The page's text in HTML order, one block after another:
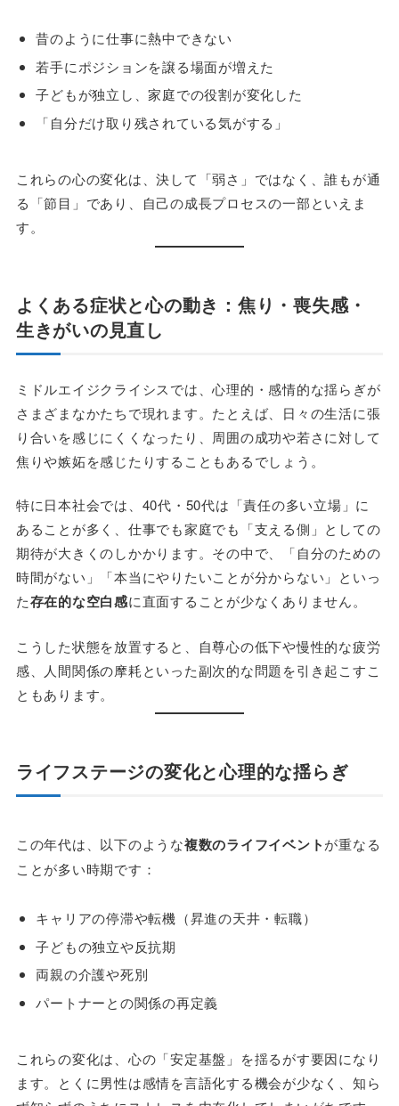
昔のように仕事に熱中できない
若手にポジションを譲る場面が増えた
子どもが独立し、家庭での役割が変化した
「自分だけ取り残されている気がする」
これらの心の変化は、決して「弱さ」ではなく、誰もが通
る「節目」であり、自己の成長プロセスの一部といえま
す。
よくある症状と心の動き：焦り・喪失感・
生きがいの見直し
ミドルエイジクライシスでは、心理的・感情的な揺らぎが
さまざまなかたちで現れます。たとえば、日々の生活に張
り合いを感じにくくなったり、周囲の成功や若さに対して
焦りや嫉妬を感じたりすることもあるでしょう。
特に日本社会では、40代・50代は「責任の多い立場」に
あることが多く、仕事でも家庭でも「支える側」としての
期待が大きくのしかかります。その中で、「自分のための
時間がない」「本当にやりたいことが分からない」といっ
た存在的な空白感に直面することが少なくありません。
こうした状態を放置すると、自尊心の低下や慢性的な疲労
感、人間関係の摩耗といった副次的な問題を引き起こすこ
ともあります。
ライフステージの変化と心理的な揺らぎ
この年代は、以下のような複数のライフイベントが重なる
ことが多い時期です：
キャリアの停滞や転機（昇進の天井・転職）
子どもの独立や反抗期
両親の介護や死別
パートナーとの関係の再定義
これらの変化は、心の「安定基盤」を揺るがす要因になり
ます。とくに男性は感情を言語化する機会が少なく、知ら